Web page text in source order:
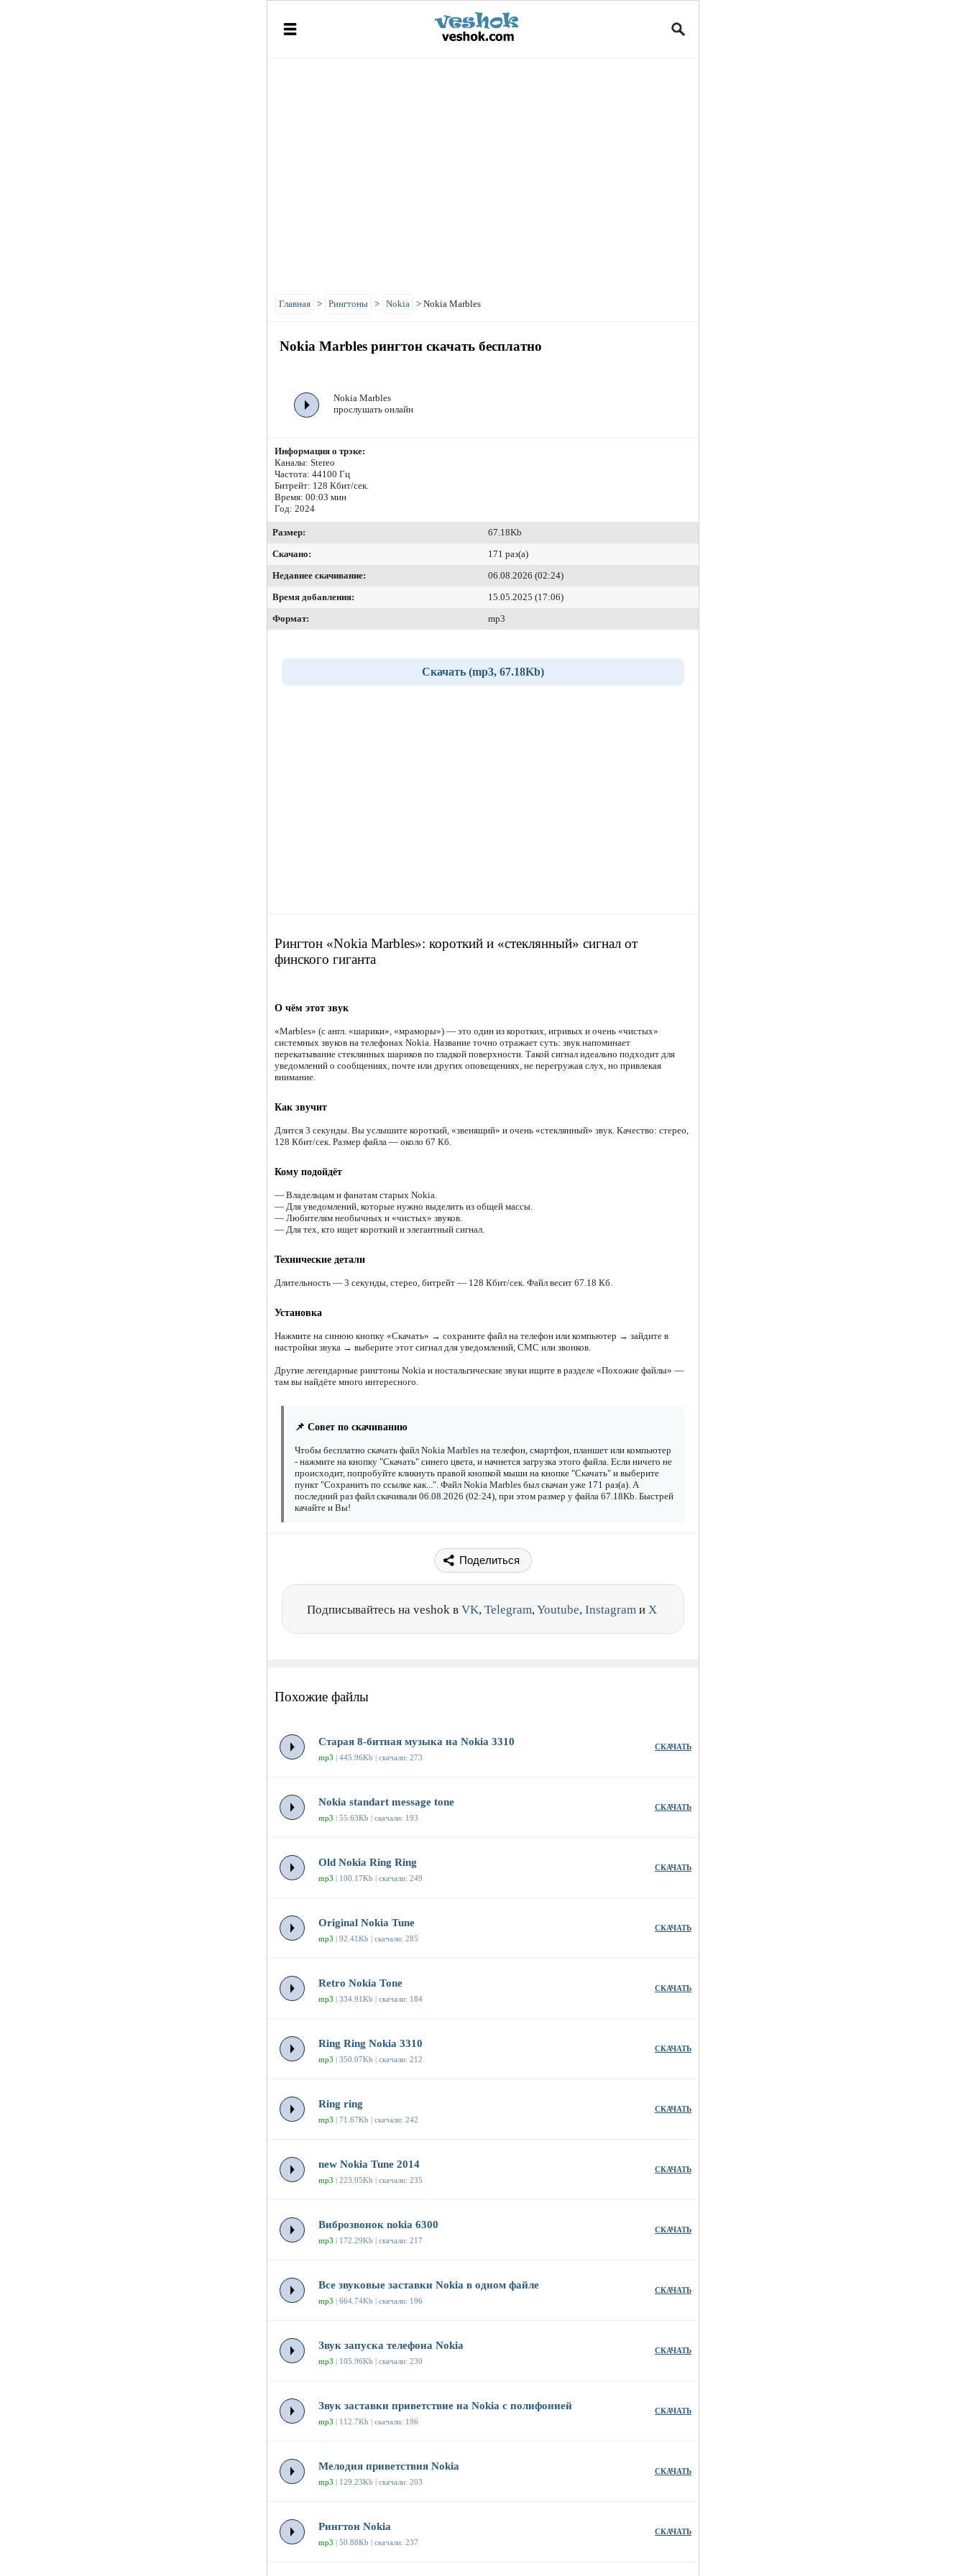
Главная > Рингтоны > Nokia > Nokia Marbles
Nokia Marbles рингтон скачать бесплатно
Nokia Marbles
прослушать онлайн
Информация о трэке:
Каналы: Stereo
Частота: 44100 Гц
Битрейт: 128 Кбит/сек.
Время: 00:03 мин
Год: 2024
Размер:
67.18Kb
Скачано:
171 раз(а)
Недавнее скачивание:
06.08.2026 (02:24)
Время добавления:
15.05.2025 (17:06)
Формат:
mp3
Скачать (mp3, 67.18Kb)
Рингтон «Nokia Marbles»: короткий и «стеклянный» сигнал от
финского гиганта
О чём этот звук
«Marbles» (с англ. «шарики», «мраморы») — это один из коротких, игривых и очень «чистых»
системных звуков на телефонах Nokia. Название точно отражает суть: звук напоминает
перекатывание стеклянных шариков по гладкой поверхности. Такой сигнал идеально подходит для
уведомлений о сообщениях, почте или других оповещениях, не перегружая слух, но привлекая
внимание.
Как звучит
Длится 3 секунды. Вы услышите короткий, «звенящий» и очень «стеклянный» звук. Качество: стерео,
128 Кбит/сек. Размер файла — около 67 Кб.
Кому подойдёт
— Владельцам и фанатам старых Nokia.
— Для уведомлений, которые нужно выделить из общей массы.
— Любителям необычных и «чистых» звуков.
— Для тех, кто ищет короткий и элегантный сигнал.
Технические детали
Длительность — 3 секунды, стерео, битрейт — 128 Кбит/сек. Файл весит 67.18 Кб.
Установка
Нажмите на синюю кнопку «Скачать» → сохраните файл на телефон или компьютер → зайдите в
настройки звука → выберите этот сигнал для уведомлений, СМС или звонков.
Другие легендарные рингтоны Nokia и ностальгические звуки ищите в разделе «Похожие файлы» —
там вы найдёте много интересного.
📌 Совет по скачиванию
Чтобы бесплатно скачать файл Nokia Marbles на телефон, смартфон, планшет или компьютер
- нажмите на кнопку "Скачать" синего цвета, и начнется загрузка этого файла. Если ничего не
происходит, попробуйте кликнуть правой кнопкой мыши на кнопке "Скачать" и выберите
пункт "Сохранить по ссылке как...". Файл Nokia Marbles был скачан уже 171 раз(а). А
последний раз файл скачивали 06.08.2026 (02:24), при этом размер у файла 67.18Kb. Быстрей
качайте и Вы!
Поделиться
Подписывайтесь на veshok в VK, Telegram,Youtube, Instagram и X
Похожие файлы
Старая 8-битная музыка на Nokia 3310
mp3 | 445.96Kb | скачали: 273
СКАЧАТЬ
Nokia standart message tone
mp3 | 55.63Kb | скачали: 193
СКАЧАТЬ
Old Nokia Ring Ring
mp3 | 100.17Kb | скачали: 249
СКАЧАТЬ
Original Nokia Tune
mp3 | 92.41Kb | скачали: 285
СКАЧАТЬ
Retro Nokia Tone
mp3 | 334.91Kb | скачали: 184
СКАЧАТЬ
Ring Ring Nokia 3310
mp3 | 350.07Kb | скачали: 212
СКАЧАТЬ
Ring ring
mp3 | 71.67Kb | скачали: 242
СКАЧАТЬ
new Nokia Tune 2014
mp3 | 223.05Kb | скачали: 235
СКАЧАТЬ
Виброзвонок nokia 6300
mp3 | 172.29Kb | скачали: 217
СКАЧАТЬ
Все звуковые заставки Nokia в одном файле
mp3 | 664.74Kb | скачали: 196
СКАЧАТЬ
Звук запуска телефона Nokia
mp3 | 105.96Kb | скачали: 230
СКАЧАТЬ
Звук заставки приветствие на Nokia с полифонией
mp3 | 112.7Kb | скачали: 196
СКАЧАТЬ
Мелодия приветствия Nokia
mp3 | 129.23Kb | скачали: 203
СКАЧАТЬ
Рингтон Nokia
mp3 | 50.88Kb | скачали: 237
СКАЧАТЬ